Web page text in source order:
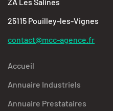
25115 Pouilley-les-Vignes
contact@mcc-agence.fr
Accueil
Annuaire Industriels
Annuaire Prestataires